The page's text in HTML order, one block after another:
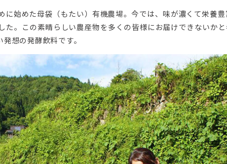
に始めた母袋（もたい）有機農場。今では、味が濃くて栄養豊
た。この素晴らしい農産物を多くの皆様にお届けできないか
想の発酵飲料です。